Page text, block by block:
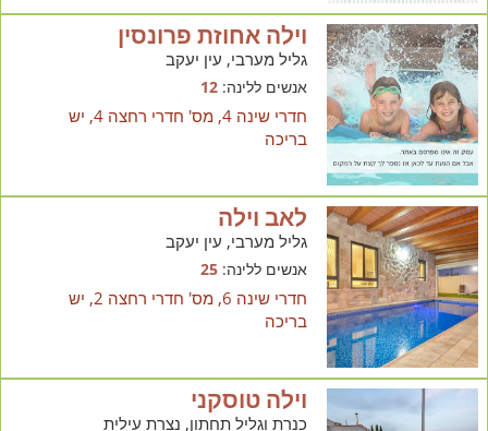
וילה אחוזת פרונסין
גליל מערבי, עין יעקב
אנשים ללינה:12
חדרי שינה 4, מס' חדרי רחצה 4, יש
בריכה
לאב וילה
גליל מערבי, עין יעקב
אנשים ללינה:25
חדרי שינה 6, מס' חדרי רחצה 2, יש
בריכה
וילה טוסקני
כנרת וגליל תחתון, נצרת עילית